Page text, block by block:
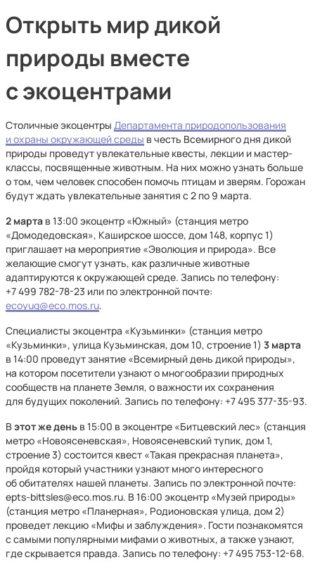
Открыть мир дикой
природы вместе
с экоцентрами
Столичные экоцентры Департамента природопользования
и охраны окружающей среды в честь Всемирного дня дикой
природы проведут увлекательные квесты, лекции и мастер-
классы, посвященные животным. На них можно узнать больше
о том, чем человек способен помочь птицам и зверям. Горожан
будут ждать увлекательные занятия с 2 по 9 марта.
2 марта в 13:00 экоцентр «Южный» (станция метро
«Домодедовская», Каширское шоссе, дом 148, корпус 1)
приглашает на мероприятие «Эволюция и природа». Все
желающие смогут узнать, как различные животные
адаптируются к окружающей среде. Запись по телефону:
+7 499 782⁠-78⁠-23 или по электронной почте:
ecoyug@eco.mos.ru.
Специалисты экоцентра «Кузьминки» (станция метро
«Кузьминки», улица Кузьминская, дом 10, строение 1) 3 марта
в 14:00 проведут занятие «Всемирный день дикой природы»,
на котором посетители узнают о многообразии природных
сообществ на планете Земля, о важности их сохранения
для будущих поколений. Запись по телефону: +7 495 377⁠-35⁠-93.
Вэтот же день в 15:00 в экоцентре «Битцевский лес» (станция
метро «Новоясеневская», Новоясеневский тупик, дом 1,
строение 3) состоится квест «Такая прекрасная планета»,
пройдя который участники узнают много интересного
об обитателях нашей планеты. Запись по электронной почте:
epts-bittsles@eco.mos.ru. В 16:00 экоцентр «Музей природы»
(станция метро «Планерная», Родионовская улица, дом 2)
проведет лекцию «Мифы и заблуждения». Гости познакомятся
с самыми популярными мифами о животных, а также узнают,
где скрывается правда. Запись по телефону: +7 495 753⁠-12⁠-68.